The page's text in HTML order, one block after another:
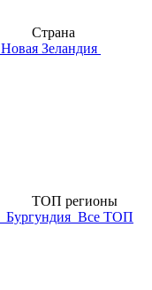
Страна
Новая Зеландия
ТОП регионы
Бургундия Все ТОП